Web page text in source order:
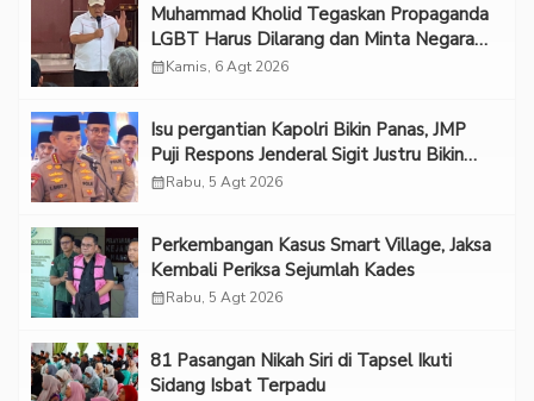
Muhammad Kholid Tegaskan Propaganda
LGBT Harus Dilarang dan Minta Negara
Melindungi Korban
calendar_monthKamis, 6 Agt 2026
Isu pergantian Kapolri Bikin Panas, JMP
Puji Respons Jenderal Sigit Justru Bikin
“Adem”
calendar_monthRabu, 5 Agt 2026
Perkembangan Kasus Smart Village, Jaksa
Kembali Periksa Sejumlah Kades
calendar_monthRabu, 5 Agt 2026
81 Pasangan Nikah Siri di Tapsel Ikuti
Sidang Isbat Terpadu